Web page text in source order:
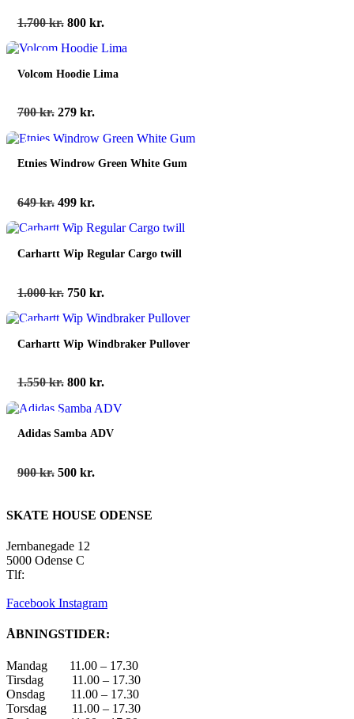
1.700kr. Den
pris
var:
800 kr.Den
pris
er:
Volcom Hoodie Lima
700kr. Den
pris
var:
279 kr.Den
pris
er:
Etnies Windrow Green White Gum
649kr. Den
pris
var:
499 kr.Den
pris
er:
Carhartt Wip Regular Cargo twill
1.000kr. Den
pris
var:
750 kr.Den
pris
er:
Carhartt Wip Windbraker Pullover
1.550kr. Den
pris
var:
800 kr.Den
pris
er:
Adidas Samba ADV
900kr. Den
var:
500 kr.Den
er:
SKATE HOUSE ODENSE
Jernbanegade 12
5000 Odense C
Tlf:
Facebook Instagram
ÅBNINGSTIDER:
Mandag 11.00 – 17.30
Tirsdag 11.00 – 17.30
Onsdag 11.00 – 17.30
Torsdag 11.00 – 17.30